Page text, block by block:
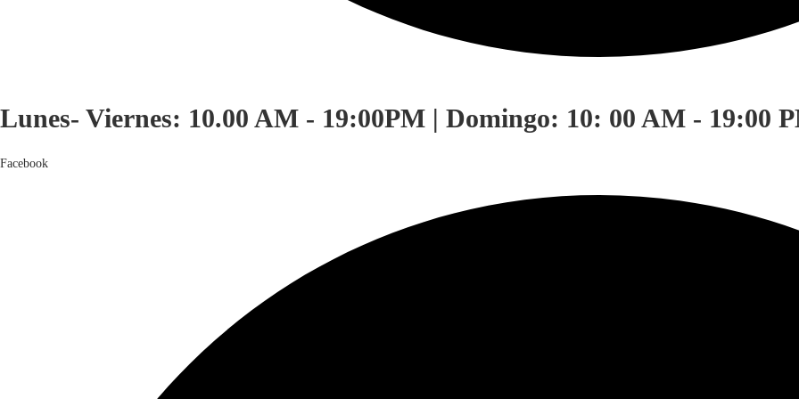
Lunes- Viernes: 10.00 AM - 19:00PM | Domingo: 10: 00 AM - 19:00
Facebook